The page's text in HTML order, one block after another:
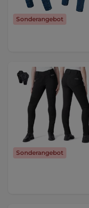
Sonderangebot
Sonderangebot